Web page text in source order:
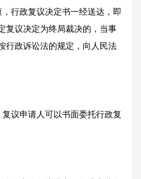
行政复议决定书一经送达，即
复议决定为终局裁决的，当事
行政诉讼法的规定，向人民法
复议申请人可以书面委托行政复